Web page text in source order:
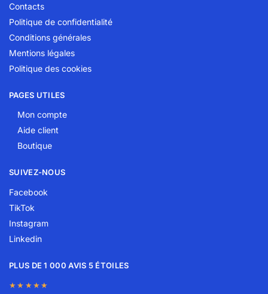
Contacts
Politique de confidentialité
Conditions générales
Mentions légales
Politique des cookies
PAGES UTILES
Mon compte
Aide client
Boutique
SUIVEZ-NOUS
Facebook
TikTok
Instagram
Linkedin
PLUS DE 1 000 AVIS 5 ÉTOILES
★★★★★